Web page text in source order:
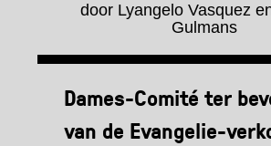
door Lyangelo Vasquez
Gulmans
Dames-Comité ter
van de Evangelie-